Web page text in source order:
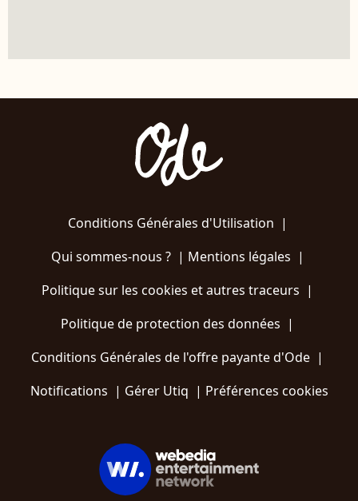
Conditions Générales d'Utilisation |
Qui sommes-nous ?| Mentions légales |
Politique sur les cookies et autres traceurs |
Politique de protection des données |
Conditions Générales de l'offre payante d'Ode |
Notifications | Gérer Utiq | Préférences cookies